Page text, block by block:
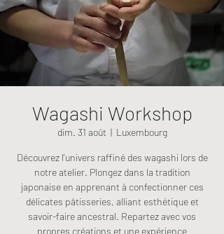
Wagashi Workshop
dim. 31 août
  |
Luxembourg
Découvrez l'univers raffiné des wagashi lors de
notre atelier. Plongez dans la tradition
japonaise en apprenant à confectionner ces
délicates pâtisseries, alliant esthétique et
savoir-faire ancestral. Repartez avec vos
propres créations et une expérience